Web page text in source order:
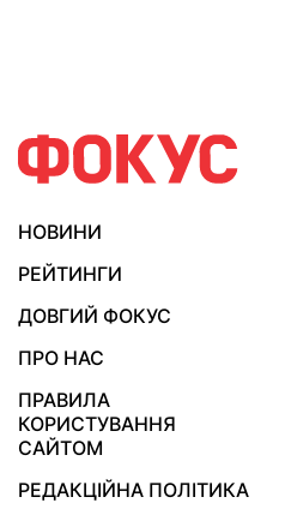
НОВИНИ
РЕЙТИНГИ
ДОВГИЙ ФОКУС
ПРО НАС
ПРАВИЛА
КОРИСТУВАННЯ
САЙТОМ
РЕДАКЦІЙНА ПОЛІТИКА